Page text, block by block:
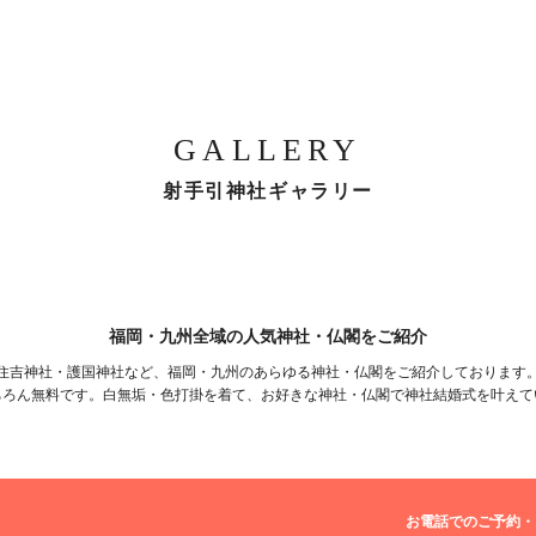
GALLERY
射手引神社ギャラリー
福岡・九州全域の人気神社・仏閣をご紹介
吉神社・護国神社など、福岡・九州のあらゆる神社・仏閣をご紹介しております
ん無料です。白無垢・色打掛を着て、お好きな神社・仏閣で神社結婚式を叶え
お電話でのご予約